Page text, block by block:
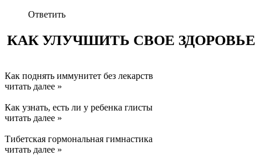
Ответить
КАК УЛУЧШИТЬ СВОЕ ЗДОРОВЬЕ
Как поднять иммунитет без лекарств
читать далее »
Как узнать, есть ли у ребенка глисты
читать далее »
Тибетская гормональная гимнастика
читать далее »